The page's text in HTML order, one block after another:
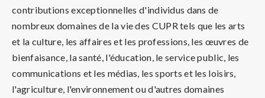
contributions exceptionnelles d'individus dans de
nombreux domaines de la vie des CUPR tels que les arts
et la culture, les affaires et les professions, les œuvres de
bienfaisance, la santé, l'éducation, le service public, les
communications et les médias, les sports et les loisirs,
l'agriculture, l'environnement ou d'autres domaines